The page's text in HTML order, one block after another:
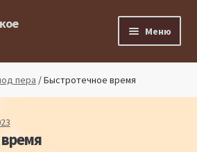
Меню
пера / Быстротечное время